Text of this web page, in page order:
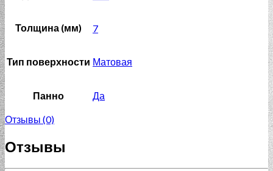
Толщина (мм) 7
Тип поверхности Матовая
Панно Да
Отзывы (0)
Отзывы